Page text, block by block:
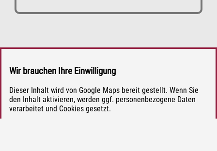
Wir brauchen Ihre Einwilligung
Dieser Inhalt wird von Google Maps bereit gestellt. Wenn Sie
den Inhalt aktivieren, werden ggf. personenbezogene Daten
verarbeitet und Cookies gesetzt.